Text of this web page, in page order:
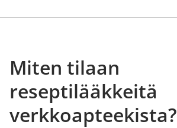
Miten tilaan
reseptilääkkeitä
verkkoapteekista?